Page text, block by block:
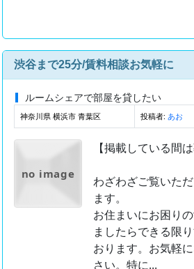
渋谷まで25分/賃料相談お気軽に
ルームシェアで部屋を貸したい
神奈川県 横浜市 青葉区 投稿者: あお
no image
【掲載している間
わざわざご覧いた
ます。
お住まいにお困り
ましたらできる限
おります。お気軽
さい。特に...